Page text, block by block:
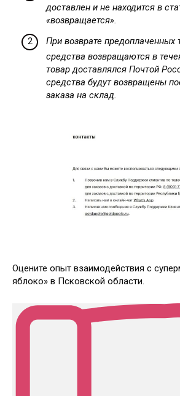
доставлен и не находится в
«возвращается».
При возврате
средства возвращаются в
товар доставлялся Почтой
средства будут возвращены
заказа на склад.
Оцените опыт взаимодействия с
яблоко» в Псковской области.